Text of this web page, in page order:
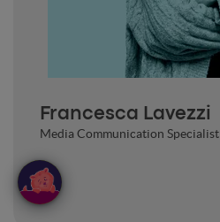
Francesca Lavezzi
Media Communication Specialist